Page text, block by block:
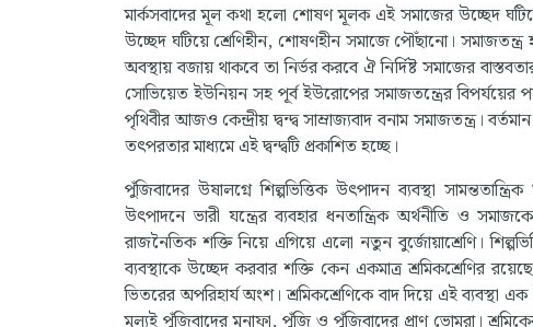
মার্কসবাদের মূল কথা হলো শোষণ মূলক এই সমাজের উচ্ছেদ ঘটিয়ে
উচ্ছেদ ঘটিয়ে শ্রেণিহীন, শোষণহীন সমাজে পৌঁছানো।
অবস্থায় বজায় থাকবে তা নির্ভর করবে ঐ নির্দিষ্ট সমাজের
সোভিয়েত ইউনিয়ন সহ পূর্ব ইউরোপের সমাজতন্ত্রের
পৃথিবীর আজও কেন্দ্রীয় দ্বন্দ্ব সাম্রাজ্যবাদ বনাম সমাজতন্ত্র।
তৎপরতার মাধ্যমে এই দ্বন্দ্বটি প্রকাশিত হচ্ছে।
পুঁজিবাদের উষালগ্নে শিল্পভিত্তিক উৎপাদন ব্যবস্থা
উৎপাদনে ভারী যন্ত্রের ব্যবহার ধনতান্ত্রিক অর্থনীতি ও
রাজনৈতিক শক্তি নিয়ে এগিয়ে এলো নতুন বুর্জোয়াশ্রেণি।
ব্যবস্থাকে উচ্ছেদ করবার শক্তি কেন একমাত্র শ্রমিকশ্রেণির
ভিতরের অপরিহার্য অংশ। শ্রমিকশ্রেণিকে বাদ দিয়ে এই ব্যবস্থা